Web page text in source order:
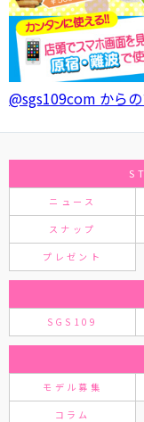
@sgs109com から
ニュース
スナップ
プレゼント
SGS109
モデル募集
コラム